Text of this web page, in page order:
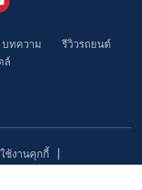
บทความ
รีวิวรถยนต์
ล์
ช้งานคุกกี้